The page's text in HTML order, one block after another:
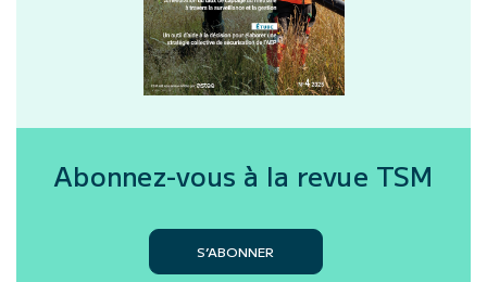
Abonnez-vous à la revue TSM
S’ABONNER